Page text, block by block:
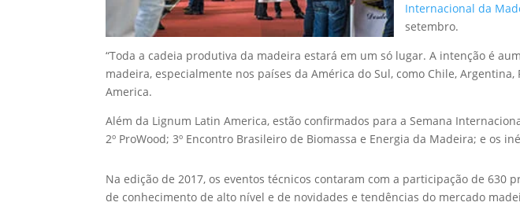
Internacional da
setembro.
“Toda a cadeia produtiva da madeira estará em um só lugar. A intenção é
madeira, especialmente nos países da América do Sul, como Chile,
America.
Além da Lignum Latin America, estão confirmados para a Semana
2º ProWood; 3º Encontro Brasileiro de Biomassa e Energia da Madeira; e os
Na edição de 2017, os eventos técnicos contaram com a participação de 630
de conhecimento de alto nível e de novidades e tendências do mercado